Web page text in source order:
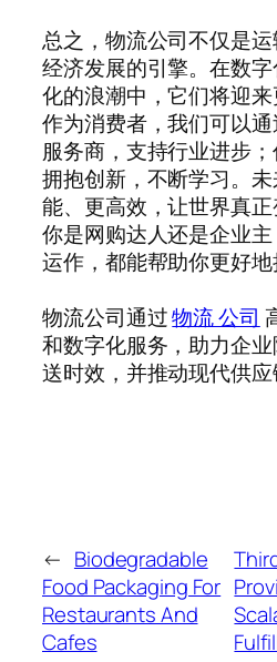
总之，物流公司不仅是
经济发展的引擎。在数
化的浪潮中，它们将迎来
作为消费者，我们可以
服务商，支持行业进步
拥抱创新，不断学习。
能、更高效，让世界真正
你是网购达人还是企业
运作，都能帮助你更好地
物流公司通过物流 公司
和数字化服务，助力企
送时效，并推动现代供应
← Biodegradable
Food Packaging For
Restaurants And
Cafes